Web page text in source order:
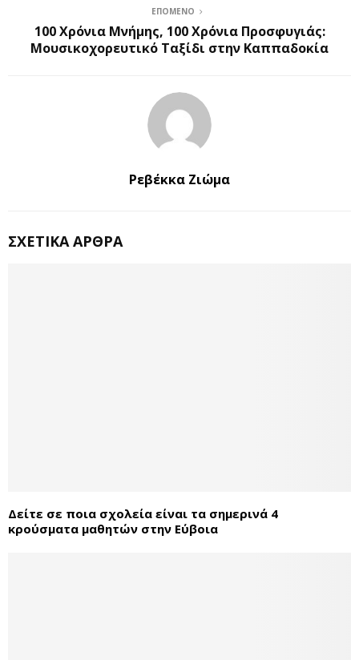
ΕΠΌΜΕΝΟ
100 Χρόνια Μνήμης, 100 Χρόνια Προσφυγιάς:
Μουσικοχορευτικό Ταξίδι στην Καππαδοκία
Ρεβέκκα Ζιώμα
ΣΧΕΤΙΚΆ ΆΡΘΡΑ
Δείτε σε ποια σχολεία είναι τα σημερινά 4
κρούσματα μαθητών στην Εύβοια